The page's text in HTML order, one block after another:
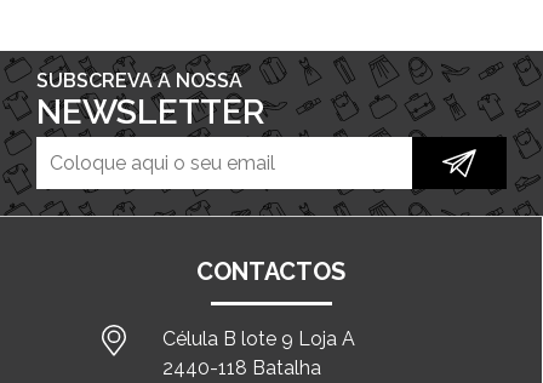
SUBSCREVA A NOSSA
NEWSLETTER
CONTACTOS
Célula B lote 9 Loja A
2440-118 Batalha